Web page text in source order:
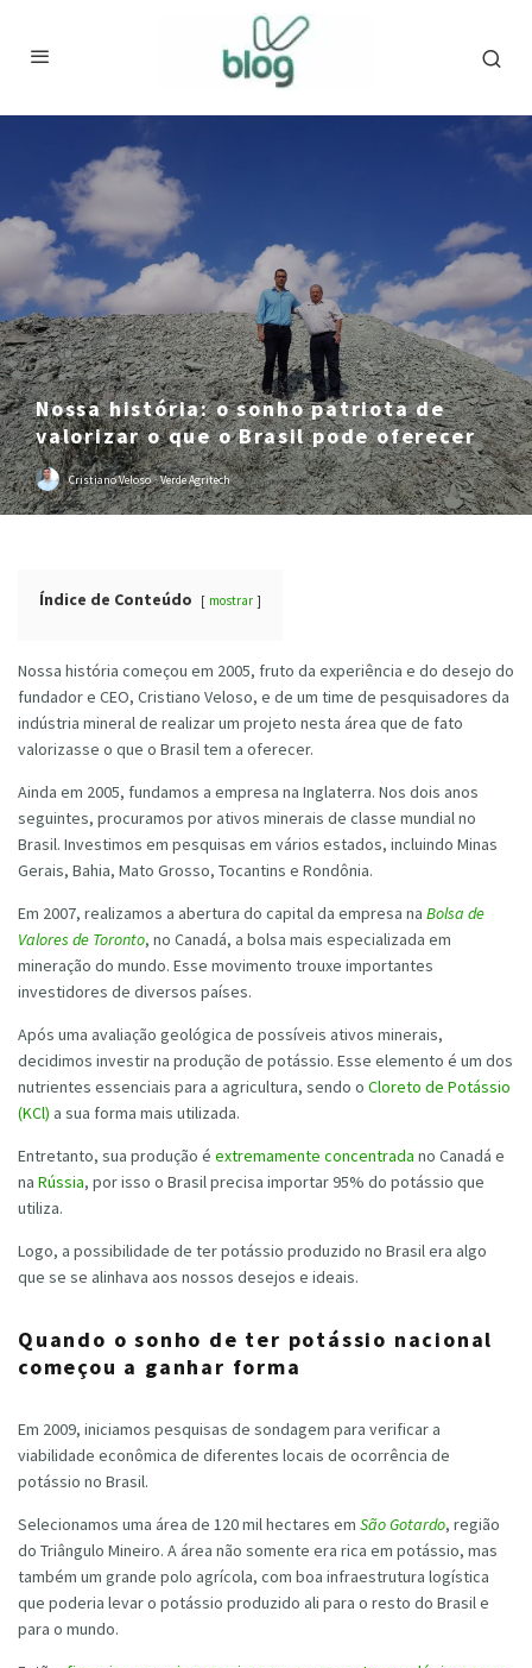
Nossa história: o sonho patriota de
valorizar o que o Brasil pode oferecer
Cristiano Veloso · Verde Agritech
Índice de Conteúdo mostrar
Nossa história começou em 2005, fruto da experiência e do desejo do
fundador e CEO, Cristiano Veloso, e de um time de pesquisadores da
indústria mineral de realizar um projeto nesta área que de fato
valorizasse o que o Brasil tem a oferecer.
Ainda em 2005, fundamos a empresa na Inglaterra. Nos dois anos
seguintes, procuramos por ativos minerais de classe mundial no
Brasil. Investimos em pesquisas em vários estados, incluindo Minas
Gerais, Bahia, Mato Grosso, Tocantins e Rondônia.
Em 2007, realizamos a abertura do capital da empresa na Bolsa de
Valores de Toronto, no Canadá, a bolsa mais especializada em
mineração do mundo. Esse movimento trouxe importantes
investidores de diversos países.
Após uma avaliação geológica de possíveis ativos minerais,
decidimos investir na produção de potássio. Esse elemento é um dos
nutrientes essenciais para a agricultura, sendo o Cloreto de Potássio
(KCl) a sua forma mais utilizada.
Entretanto, sua produção é extremamente concentrada no Canadá e
na Rússia, por isso o Brasil precisa importar 95% do potássio que
utiliza.
Logo, a possibilidade de ter potássio produzido no Brasil era algo
que se se alinhava aos nossos desejos e ideais.
Quando o sonho de ter potássio nacional
começou a ganhar forma
Em 2009, iniciamos pesquisas de sondagem para verificar a
viabilidade econômica de diferentes locais de ocorrência de
potássio no Brasil.
Selecionamos uma área de 120 mil hectares em São Gotardo, região
do Triângulo Mineiro. A área não somente era rica em potássio, mas
também um grande polo agrícola, com boa infraestrutura logística
que poderia levar o potássio produzido ali para o resto do Brasil e
para o mundo.